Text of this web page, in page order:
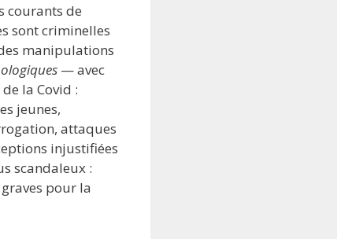
courants de
sont criminelles
manipulations
— avec
la Covid :
jeunes,
attaques
injustifiées
scandaleux :
pour la